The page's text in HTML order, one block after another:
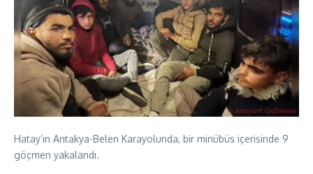
Hatay’ın Antakya-Belen Karayolunda, bir minübüs içerisinde 9
göçmen yakalandı.